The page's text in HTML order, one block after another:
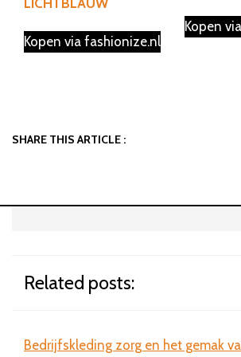
Kopen via fashionize.nl
Kopen
SHARE THIS ARTICLE :
Related posts:
Bedrijfskleding zorg en het gemak